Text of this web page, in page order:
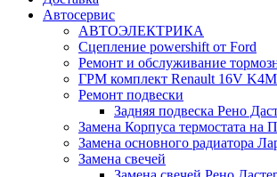
Автосервис
АВТОЭЛЕКТРИКА
Сцепление powershift от Ford
Ремонт и обслуживание
ГРМ комплект Renault 16V K4M
Ремонт подвески
Задняя подвеска Рено
Замена Корпуса термостата на
Замена основного радиатора
Замена свечей